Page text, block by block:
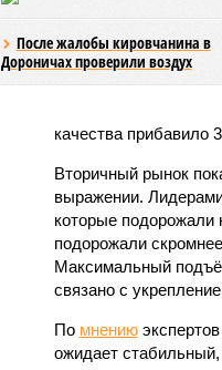
После жалобы кировчанина в
Дороничах проверили воздух
качества прибавило
Вторичный рынок
выражении.
которые подорожали
подорожали
Максимальный
связано с
По мнению
ожидает